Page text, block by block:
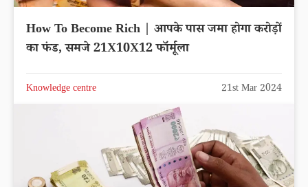
How To Become Rich | आपके पास जमा होगा करोड़ों
का फंड, समजे 21X10X12 फॉर्मूला
Knowledge centre 21st Mar 2024